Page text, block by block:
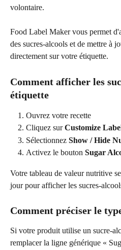
volontaire.
Food Label Maker vous permet
des sucres-alcools et de mettre à
directement sur votre étiquette.
Comment afficher les
étiquette
Ouvrez votre recette
Cliquez sur Customize
Sélectionnez Show / Hide
Activez le bouton Sugar
Votre tableau de valeur nutritive
jour pour afficher les sucres-
Comment préciser le
Si votre produit utilise un sucre-
remplacer la ligne générique «